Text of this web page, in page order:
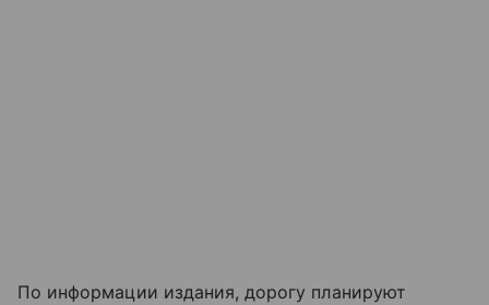
По информации издания, дорогу планируют